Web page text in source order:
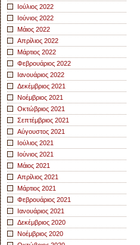
Ιούλιος 2022
Ιούνιος 2022
Μάιος 2022
Απρίλιος 2022
Μάρτιος 2022
Φεβρουάριος 2022
Ιανουάριος 2022
Δεκέμβριος 2021
Νοέμβριος 2021
Οκτώβριος 2021
Σεπτέμβριος 2021
Αύγουστος 2021
Ιούλιος 2021
Ιούνιος 2021
Μάιος 2021
Απρίλιος 2021
Μάρτιος 2021
Φεβρουάριος 2021
Ιανουάριος 2021
Δεκέμβριος 2020
Νοέμβριος 2020